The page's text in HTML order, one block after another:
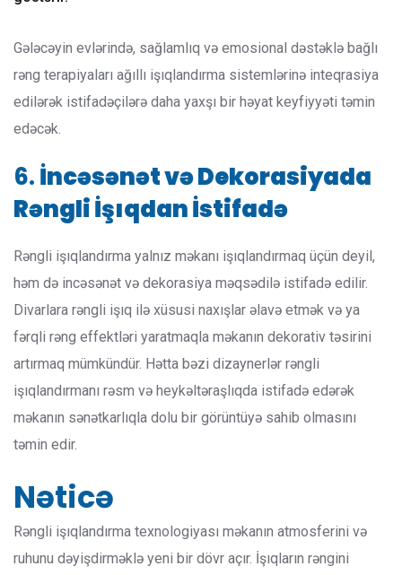
Gələcəyin evlərində, sağlamlıq və emosional dəstəklə bağlı
rəng terapiyaları ağıllı işıqlandırma sistemlərinə inteqrasiya
edilərək istifadəçilərə daha yaxşı bir həyat keyfiyyəti təmin
edəcək.
6.İncəsənət və Dekorasiyada
Rəngli İşıqdan İstifadə
Rəngli işıqlandırma yalnız məkanı işıqlandırmaq üçün deyil,
həm də incəsənət və dekorasiya məqsədilə istifadə edilir.
Divarlara rəngli işıq ilə xüsusi naxışlar əlavə etmək və ya
fərqli rəng effektləri yaratmaqla məkanın dekorativ təsirini
artırmaq mümkündür. Hətta bəzi dizaynerlər rəngli
işıqlandırmanı rəsm və heykəltəraşlıqda istifadə edərək
məkanın sənətkarlıqla dolu bir görüntüyə sahib olmasını
təmin edir.
Nəticə
Rəngli işıqlandırma texnologiyası məkanın atmosferini və
ruhunu dəyişdirməklə yeni bir dövr açır. İşıqların rəngini